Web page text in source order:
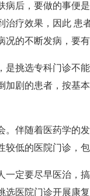
病后，要做的事便
治疗效果，因此
的不断发病，要
挑选专科门诊不
加剧的患者，按基
伴随着医药学的发
低的医院门诊，
定要尽早医治，
医院门诊开展康复